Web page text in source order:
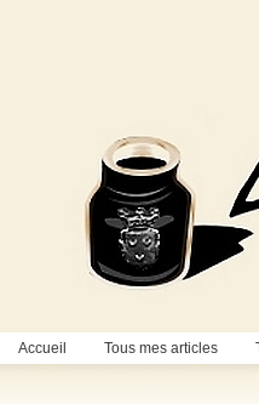
Accueil Tous mes articles